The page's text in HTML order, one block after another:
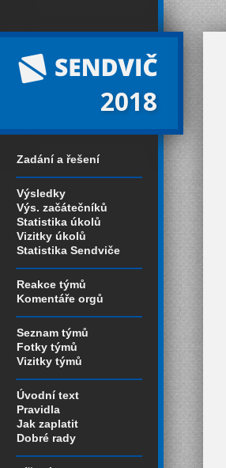
2018
Zadání a řešení
Výsledky
Výs. začátečníků
Statistika úkolů
Vizitky úkolů
Statistika Sendviče
Reakce týmů
Komentáře orgů
Seznam týmů
Fotky týmů
Vizitky týmů
Úvodní text
Pravidla
Jak zaplatit
Dobré rady